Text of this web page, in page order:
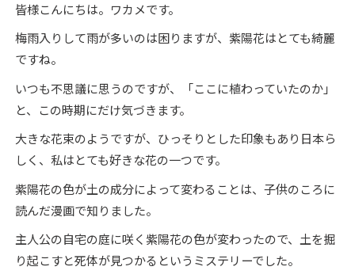
皆様こんにちは。ワカメです。
梅雨入りして雨が多いのは困りますが、紫陽花はとても綺麗
ですね。
いつも不思議に思うのですが、「ここに植わっていたのか」
と、この時期にだけ気づきます。
大きな花束のようですが、ひっそりとした印象もあり日本ら
しく、私はとても好きな花の一つです。
紫陽花の色が土の成分によって変わることは、子供のころに
読んだ漫画で知りました。
主人公の自宅の庭に咲く紫陽花の色が変わったので、土を掘
り起こすと死体が見つかるというミステリーでした。